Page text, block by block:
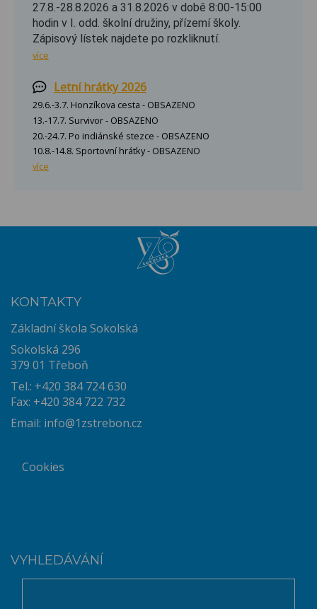
27.8.-28.8.2026 a 31.8.2026 v době 8:00-15:00
hodin v I. odd. školní družiny, přízemí školy.
Zápisový lístek najdete po rozkliknutí.
více
Letní hrátky 2026
29.6.-3.7. Honzíkova cesta - OBSAZENO
13.-17.7. Survivor - OBSAZENO
20.-24.7. Po indiánské stezce - OBSAZENO
10.8.-14.8. Sportovní hrátky - OBSAZENO
více
KONTAKTY
Základní škola Sokolská
Sokolská 296
379 01 Třeboň
Tel.: +420 384 724 630
Fax: +420 384 722 732
Email: info@1zstrebon.cz
Cookies
VYHLEDÁVÁNÍ